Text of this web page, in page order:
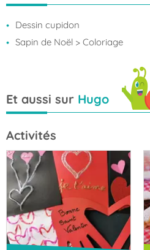
Dessin cupidon
Sapin de Noël > Coloriage
Et aussi sur Hugo
Activités